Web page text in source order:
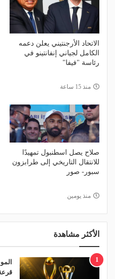
الاتحاد الأرجنتيني يعلن دعمه
الكامل لجياني إنفانتينو في
رئاسة "فيفا"
منذ 15 ساعة
صلاح يصل اسطنبول تمهيدًا
للانتقال التاريخي إلى طرابزون
سبور- صور
منذ يومين
الأكثر مشاهدة
1